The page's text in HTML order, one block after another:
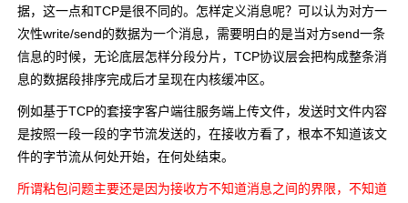
据，这一点和TCP是很不同的。怎样定义消息呢？可以认为对方一
次性write/send的数据为一个消息，需要明白的是当对方send一条
信息的时候，无论底层怎样分段分片，TCP协议层会把构成整条消
息的数据段排序完成后才呈现在内核缓冲区。
例如基于TCP的套接字客户端往服务端上传文件，发送时文件内容
是按照一段一段的字节流发送的，在接收方看了，根本不知道该文
件的字节流从何处开始，在何处结束。
所谓粘包问题主要还是因为接收方不知道消息之间的界限，不知道